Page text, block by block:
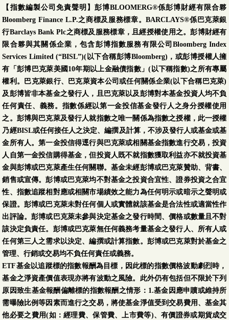
【指數編製公司免責聲明】彭博BLOOMERG®係彭博財經有限合夥
Bloomberg Finance L.P.之商標及服務標章。BARCLAYS®係巴克萊銀
行Barclays Bank Plc之商標及服務標章，且經授權使用之。彭博財經有
限合夥與其關係企業，包含彭博指數服務有限公司Bloomberg Index
Services Limited (“BISL”)(以下合稱彭博Bloomberg)，或彭博授權人擁
有「彭博巴克萊美國10年期以上金融債指數」(以下稱指數)之所有專屬
權利。巴克萊銀行、巴克萊資本公司或任何關係企業(以下合稱巴克萊)
及彭博皆非本基金之發行人，且巴克萊以及彭博對本基金投資人均不負
任何責任、義務。指數係經以第一金投信基金發行人之身分授權使用
之。彭博與巴克萊及發行人就指數之唯一關係為指數之授權，此一授權
乃經BISL或任何接任人之決定、編撰及計算，不涉及發行人或基金或基
金所有人。第一金投信得逕行與巴克萊或相關基金指數進行交易，投資
人自第一金投信購得基金，但投資人既不就指數獲取利益亦不就投資基
金與彭博或巴克萊產生任何關聯。基金未經彭博或巴克萊贊助、背書、
銷售或宣傳。彭博或巴克萊均不對基金之投資合宜性、證券投資之合宜
性、指數追蹤相對應或相關市場績效之能力為任何明示或暗示之聲明或
保證。彭博或巴克萊未對任何個人或實體就該基金是合法性或適當性作
出評論。彭博或巴克萊未參與決定基金之發行時間、價格或數量且不對
該決定負責任。彭博或巴克萊無任何義務考量基金之發行人、所有人或
任何第三人之需求以決定、編撰或計算指數。彭博或巴克萊對於基金之
管理、行銷或交易均不負任何責任或義務。
ETF基金以追蹤標的指數報酬為目標，因此標的指數價格波動劇烈時，
基金之淨資產價值表現亦將有波動之風險。此外仍有包括但不限於下列
原因致生基金報酬偏離標的指數報酬之情形：1.基金因應申贖或維持所
需曝險比例等因素而進行之交易，將使基金淨值受到交易費用、基金其
他必要之費用(如：經理費、保管費、上市費等)、有價證券或期貨成交